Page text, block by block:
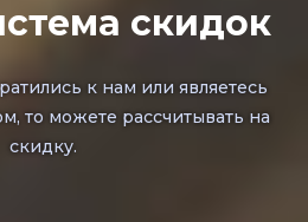
скидок
к нам или являетесь
то можете рассчитывать на
скидку.